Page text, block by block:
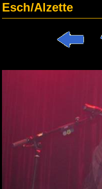
Esch/Alzette